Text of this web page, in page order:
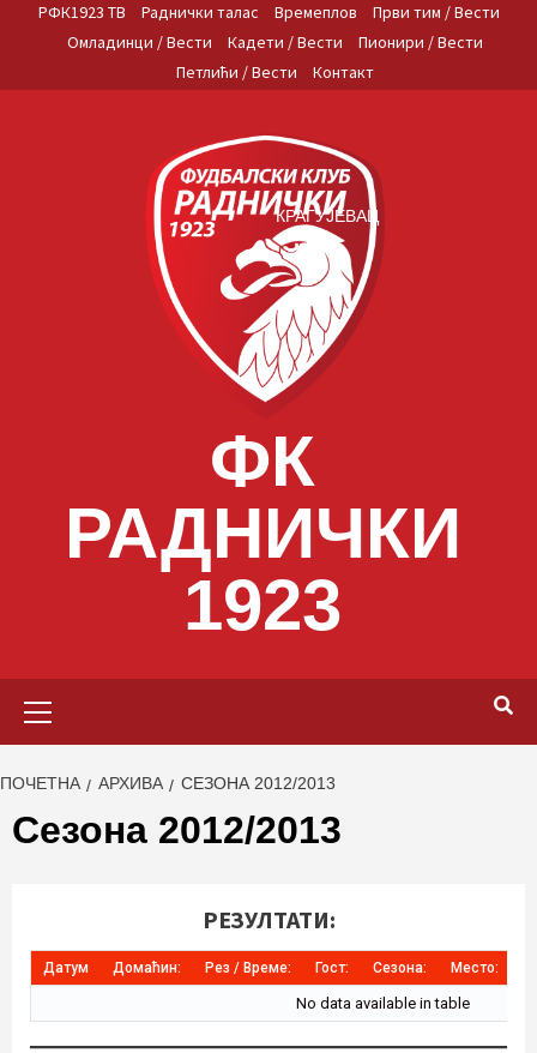
РФК1923 ТВ Раднички талас Времеплов
Први тим / Вести
Омладинци / Вести
Кадети / Вести
Пионири / Вести
Петлићи / Вести
Контакт
ФК
РАДНИЧКИ
1923
КРАГУЈЕВАЦ
ПОЧЕТНА АРХИВА СЕЗОНА 2012/2013
Сезона 2012/2013
РЕЗУЛТАТИ:
Датум Домаћин: Рез / Време: Гост: Сезона: Место:
No data available in table